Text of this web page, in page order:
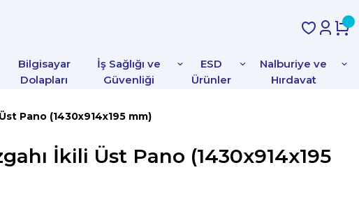
Bilgisayar
Dolapları
İş Sağlığı ve
Güvenliği
ESD
Ürünler
Nalburiye ve
Hırdavat
Pano (1430x914x195 mm)
İkili Üst Pano (1430x914x195